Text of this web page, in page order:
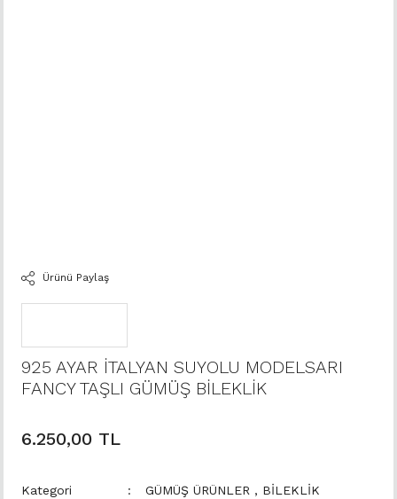
Ürünü Paylaş
925 AYAR İTALYAN SUYOLU MODELSARI
FANCY TAŞLI GÜMÜŞ BİLEKLİK
6.250,00 TL
Kategori GÜMÜŞ ÜRÜNLER , BİLEKLİK